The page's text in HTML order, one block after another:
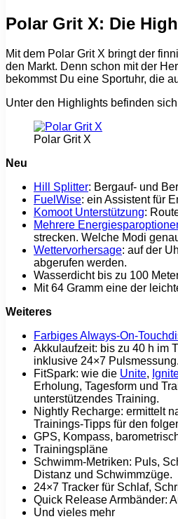
Polar Grit X: Die
Mit dem Polar Grit X bringt der
den Markt. Denn schon mit der
bekommst Du eine Sportuhr, die
Unter den Highlights befinden
Polar Grit X
Neu
Hill Splitter: Bergauf- und
FuelWise: ein Assistent für
Komoot Unterstützung:
Mehrere
strecken. Welche Modi
Wettervorhersage: auf der
abgerufen werden.
Wasserdicht bis zu 100
Mit 64 Gramm eine der
Weiteres
Farbiges Always-On-
Akkulaufzeit: bis zu 40 h im
inklusive 24×7 Pulsmessung.
FitSpark: wie die Unite,
Erholung, Tagesform und
unterstützendes Training.
Nightly Recharge: ermittelt
Trainings-Tipps für den
GPS, Kompass,
Trainingspläne
Schwimm-Metriken: Puls,
Distanz und Schwimmzüge.
24×7 Tracker für Schlaf,
Quick Release Armbänder:
Und vieles mehr